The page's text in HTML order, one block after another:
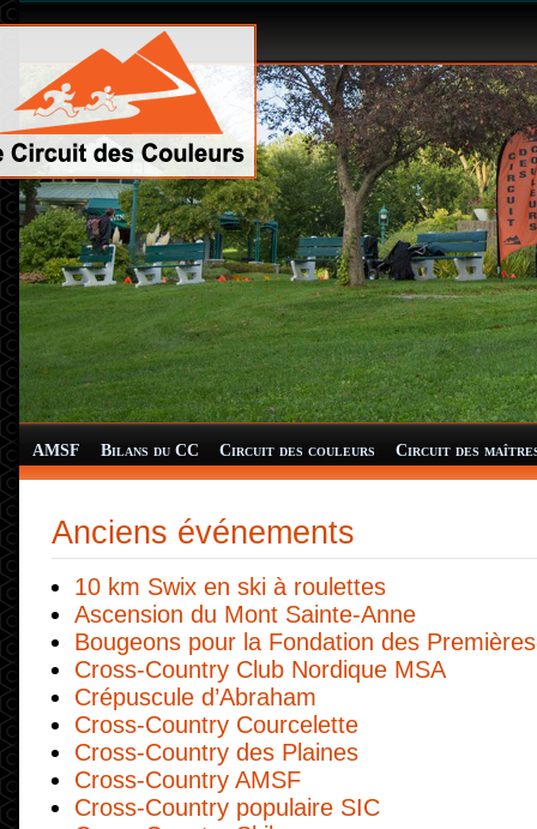
AMSF Bilans du CC Circuit des couleurs Circuit des
Anciens événements
10 km Swix en ski à roulettes
Ascension du Mont Sainte-Anne
Bougeons pour la Fondation des
Cross-Country Club Nordique MSA
Crépuscule d’Abraham
Cross-Country Courcelette
Cross-Country des Plaines
Cross-Country AMSF
Cross-Country populaire SIC